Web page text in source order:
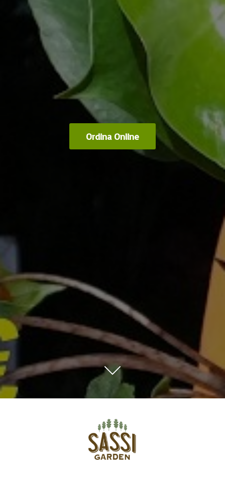
Ordina Online